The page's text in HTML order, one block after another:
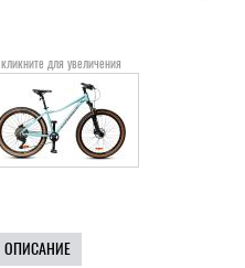
кликните для увеличения
ОПИСАНИЕ